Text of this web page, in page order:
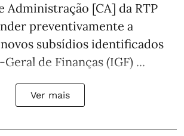
Administração [CA] da RTP
preventivamente a
subsídios identificados
de Finanças (IGF) ...
Ver mais